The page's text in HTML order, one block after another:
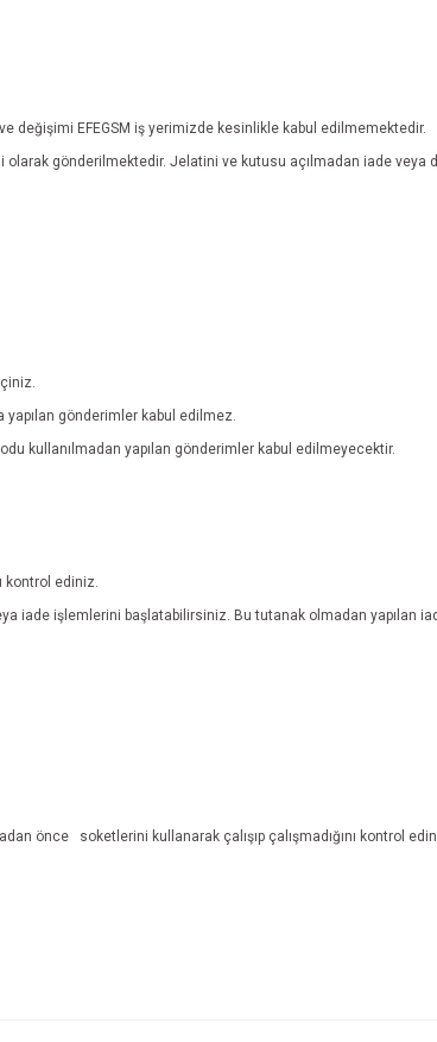
değişimi EFEGSM iş yerimizde kesinlikle kabul edilmemektedir.
olarak gönderilmektedir. Jelatini ve kutusu açılmadan iade veya
gönderimler kabul edilmez.
kullanılmadan yapılan gönderimler kabul edilmeyecektir.
kontrol ediniz.
iade işlemlerini başlatabilirsiniz. Bu tutanak olmadan yapılan
önce
soketlerini kullanarak çalışıp çalışmadığını kontrol